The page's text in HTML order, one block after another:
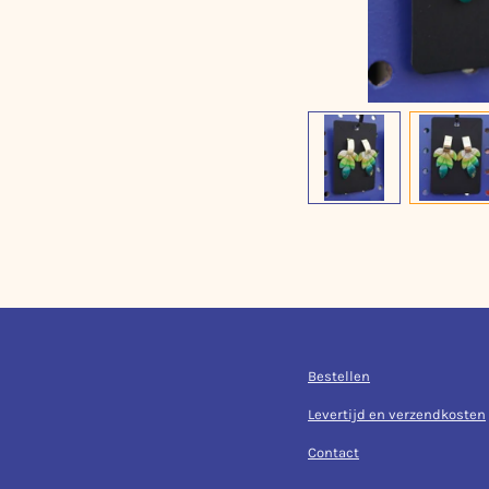
Bestellen
Levertijd en verzendkosten
Contact